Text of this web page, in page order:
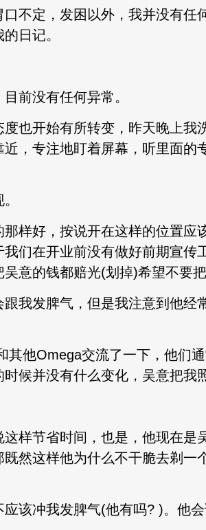
不定，发困以外，我并没有
日记。
前没有任何异常。
也开始有所转变，昨天晚上我
，专注地盯着屏幕，听里面的
样好，按说开在这样的位置应
们在开业前没有做好前期宣传
意的钱都赔光(划掉)希望不要把
我发脾气，但是我注意到他经
其他Omega交流了一下，他们
候并没有什么变化，吴意把我
样节省时间，也是，他现在是
然这样他为什么不干脆去剃
该冲我发脾气(他有吗? )。他